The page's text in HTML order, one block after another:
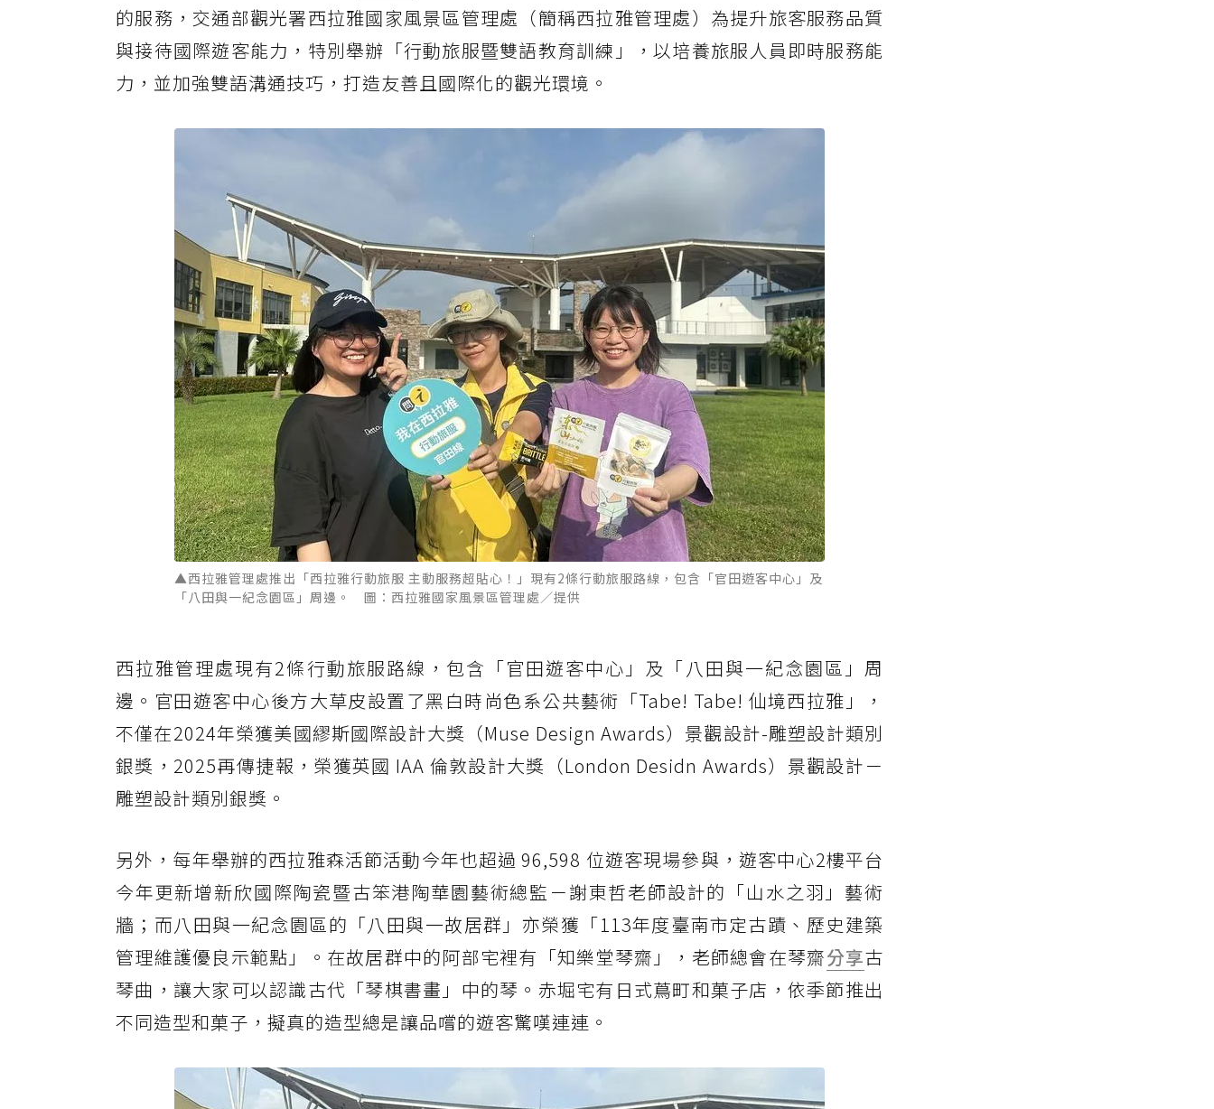
的服務，交通部觀光署西拉雅國家風景區管理處（簡稱西拉雅管理處）為提升旅客服務品質
與接待國際遊客能力，特別舉辦「行動旅服暨雙語教育訓練」，以培養旅服人員即時服務能
力，並加強雙語溝通技巧，打造友善且國際化的觀光環境。
▲西拉雅管理處推出「西拉雅行動旅服 主動服務超貼心！」現有2條行動旅服路線，包含「官田遊客中心」及
「八田與一紀念園區」周邊。 圖：西拉雅國家風景區管理處／提供
西拉雅管理處現有2條行動旅服路線，包含「官田遊客中心」及「八田與一紀念園區」周
邊。官田遊客中心後方大草皮設置了黑白時尚色系公共藝術「Tabe! Tabe! 仙境西拉雅」，
不僅在2024年榮獲美國繆斯國際設計大獎（Muse Design Awards）景觀設計-雕塑設計類別
銀獎，2025再傳捷報，榮獲英國 IAA 倫敦設計大獎（London Desidn Awards）景觀設計－
雕塑設計類別銀獎。
另外，每年舉辦的西拉雅森活節活動今年也超過 96,598 位遊客現場參與，遊客中心2樓平台
今年更新增新欣國際陶瓷暨古笨港陶華園藝術總監－謝東哲老師設計的「山水之羽」藝術
牆；而八田與一紀念園區的「八田與一故居群」亦榮獲「113年度臺南市定古蹟、歷史建築
管理維護優良示範點」。在故居群中的阿部宅裡有「知樂堂琴齋」，老師總會在琴齋分享古
琴曲，讓大家可以認識古代「琴棋書畫」中的琴。赤堀宅有日式蔦町和菓子店，依季節推出
不同造型和菓子，擬真的造型總是讓品嚐的遊客驚嘆連連。